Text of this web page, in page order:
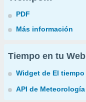
PDF
Más información
Tiempo en tu Web
Widget de El tiempo
API de Meteorología